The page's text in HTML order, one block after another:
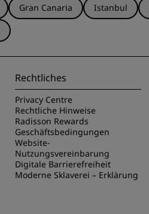
Gran Canaria Istanbul
Rechtliches
Privacy Centre
Rechtliche Hinweise
Radisson Rewards
Geschäftsbedingungen
Website-
Nutzungsvereinbarung
Digitale Barrierefreiheit
Moderne Sklaverei – Erklärung